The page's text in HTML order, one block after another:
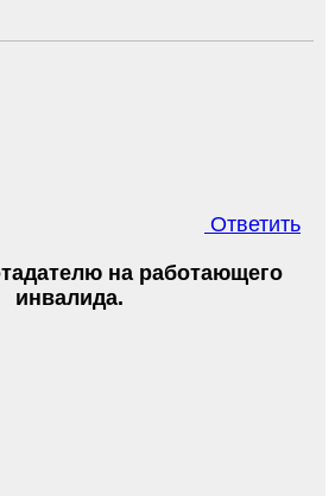
Ответить
на работающего
инвалида.